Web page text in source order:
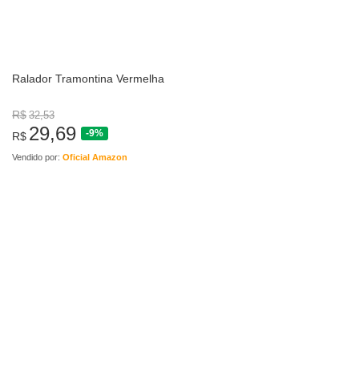
Ralador Tramontina Vermelha
R$ 32,53
R$ 29,69 -9%
Vendido por: Oficial Amazon